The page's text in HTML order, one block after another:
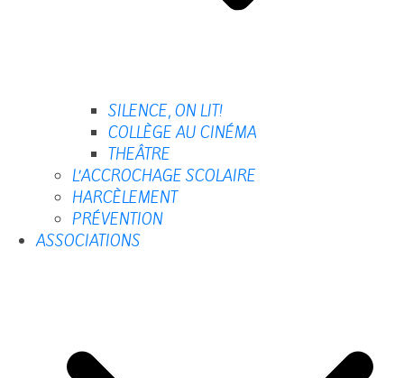
SILENCE, ON LIT!
COLLÈGE AU CINÉMA
THEÂTRE
L’ACCROCHAGE SCOLAIRE
HARCÈLEMENT
PRÉVENTION
ASSOCIATIONS